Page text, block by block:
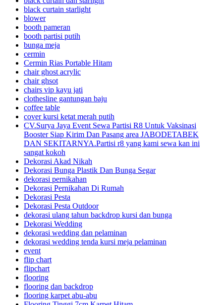
black curtain starlight
blower
booth pameran
booth partisi putih
bunga meja
cermin
Cermin Rias Portable Hitam
chair ghost acrylic
chair ghsot
chairs vip kayu jati
clothesline gantungan baju
coffee table
cover kursi ketat merah putih
CV.Surya Jaya Event Sewa Partisi R8 Untuk Vaksinasi
Booster Siap Kirim Dan Pasang area JABODETABEK
DAN SEKITARNYA.Partisi r8 yang kami sewa kan ini
sangat kokoh
Dekorasi Akad Nikah
Dekorasi Bunga Plastik Dan Bunga Segar
dekorasi pernikahan
Dekorasi Pernikahan Di Rumah
Dekorasi Pesta
Dekorasi Pesta Outdoor
dekorasi ulang tahun backdrop kursi dan bunga
Dekorasi Wedding
dekorasi wedding dan pelaminan
dekorasi wedding tenda kursi meja pelaminan
event
flip chart
flipchart
flooring
flooring dan backdrop
flooring karpet abu-abu